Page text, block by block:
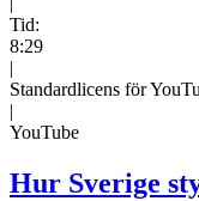
Tid:
8:29
|
Standardlicens för
|
YouTube
Hur Sverige